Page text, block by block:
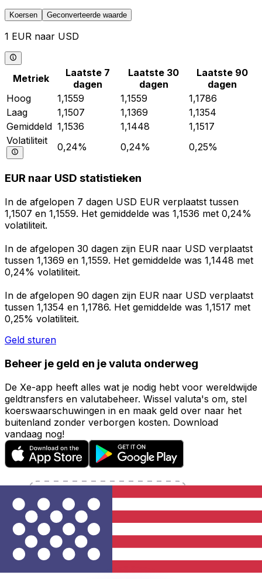
Koersen Geconverteerde waarde
1 EUR naar USD
Metriek
Laatste 7
dagen
Laatste 30
dagen
Laatste 90
dagen
Hoog
1,1559 1,1559
1,1786
Laag
1,1507 1,1369
1,1354
Gemiddeld 1,1536 1,1448
1,1517
Volatiliteit
0,24% 0,24% 0,25%
EUR naar USD statistieken
In de afgelopen 7 dagen USD EUR verplaatst tussen
1,1507 en 1,1559. Het gemiddelde was 1,1536 met 0,24%
volatiliteit.
In de afgelopen 30 dagen zijn EUR naar USD verplaatst
tussen 1,1369 en 1,1559. Het gemiddelde was 1,1448 met
0,24% volatiliteit.
In de afgelopen 90 dagen zijn EUR naar USD verplaatst
tussen 1,1354 en 1,1786. Het gemiddelde was 1,1517 met
0,25% volatiliteit.
Geld sturen
Beheer je geld en je valuta onderweg
De Xe-app heeft alles wat je nodig hebt voor wereldwijde
geldtransfers en valutabeheer. Wissel valuta's om, stel
koerswaarschuwingen in en maak geld over naar het
buitenland zonder verborgen kosten. Download
vandaag nog!